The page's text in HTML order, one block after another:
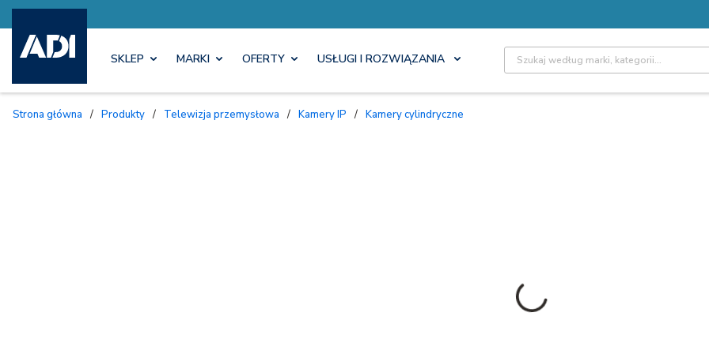
SKLEP MARKI OFERTY USŁUGI I ROZWIĄZANIA Site Search
Strona główna / Produkty / Telewizja przemysłowa / Kamery IP / Kamery cylindryczne